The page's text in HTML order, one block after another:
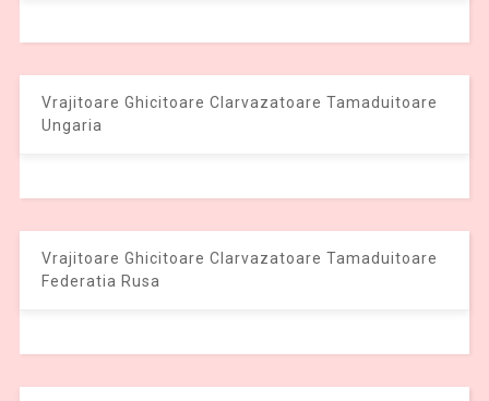
Vrajitoare Ghicitoare Clarvazatoare Tamaduitoare
Ungaria
Vrajitoare Ghicitoare Clarvazatoare Tamaduitoare
Federatia Rusa